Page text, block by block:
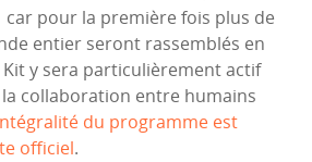
car pour la première fois plus de
entier seront rassemblés en
Kit y sera particulièrement actif
collaboration entre humains
du programme est
officiel.